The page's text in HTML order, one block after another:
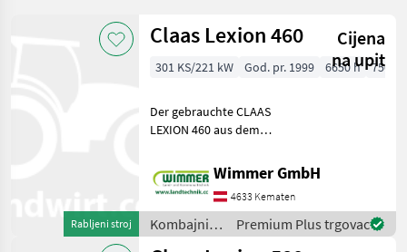
Rabljeni stroj
Claas Lexion 460
Cijena
na upit
301 KS/221 kW God. pr. 1999 6650 h 750
Der gebrauchte CLAAS
LEXION 460 aus dem
leistungsstarker und
bewährter Mähdrescher für
professionelle
Erntearbeiten. Mit 6.650
Betriebsstunden u
Wimmer GmbH
4633 Kematen
Kombajni /
Claas
Premium Plus trgovac